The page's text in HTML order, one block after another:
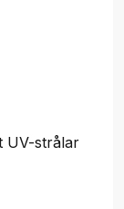
UV-strålar